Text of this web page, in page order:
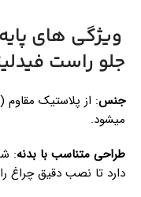
ویژگی های
جلو راست
جنس
میشود.
طراحی متناسب با بدنه:
دارد تا نصب دقیق چراغ